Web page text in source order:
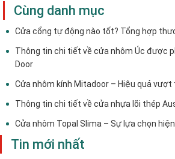
Cùng danh mục
Cửa cổng tự động nào tốt? Tổng hợp
Thông tin chi tiết về cửa nhôm Úc được
Door
Cửa nhôm kính Mitadoor – Hiệu quả vượt
Thông tin chi tiết về cửa nhựa lõi thép
Cửa nhôm Topal Slima – Sự lựa chọn
Tin mới nhất